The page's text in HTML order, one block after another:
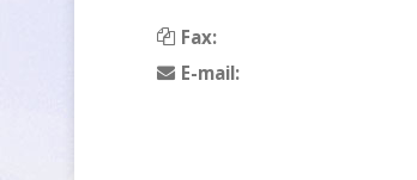
Fax:
E-mail: